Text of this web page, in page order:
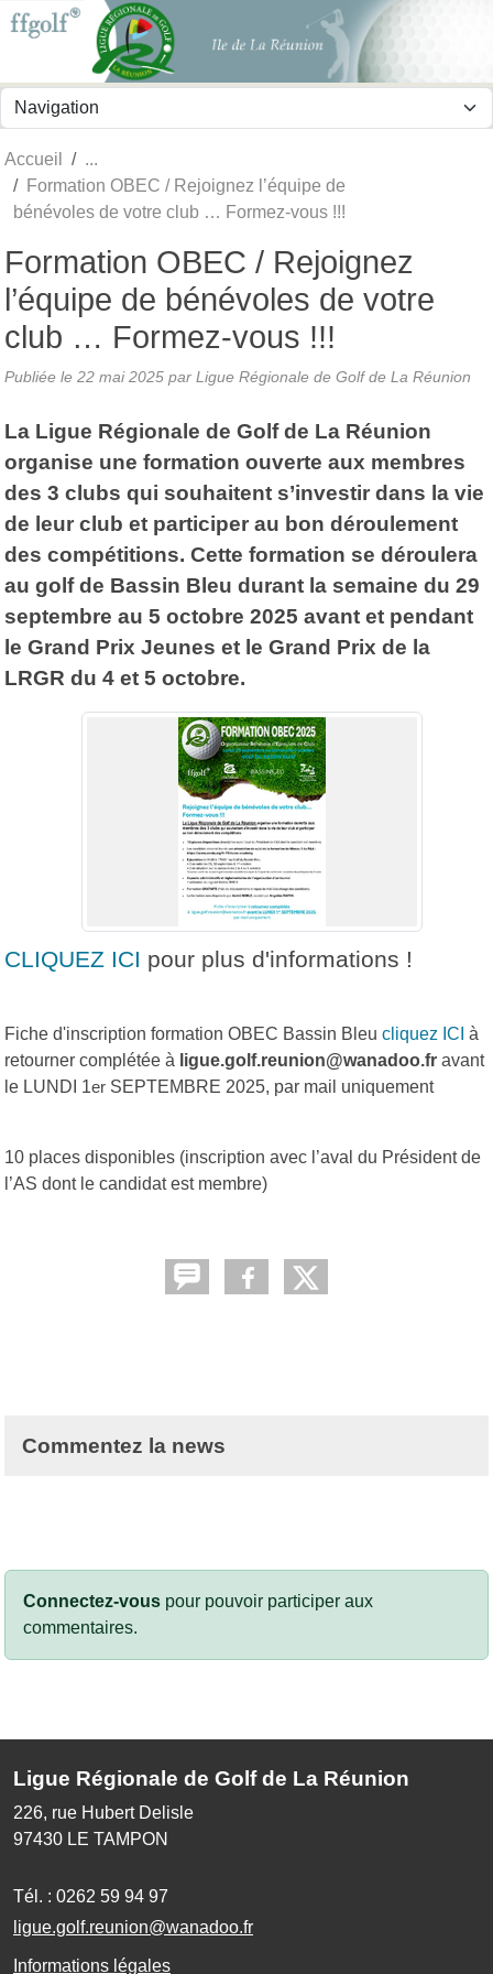
Accueil
Formation OBEC / Rejoignez l’équipe de
bénévoles de votre club … Formez-vous !!!
Formation OBEC / Rejoignez
l’équipe de bénévoles de votre
club … Formez-vous !!!
Publiée le 22 mai 2025 par Ligue Régionale de Golf de La Réunion
La Ligue Régionale de Golf de La Réunion
organise une formation ouverte aux membres
des 3 clubs qui souhaitent s’investir dans la vie
de leur club et participer au bon déroulement
des compétitions. Cette formation se déroulera
au golf de Bassin Bleu durant la semaine du 29
septembre au 5 octobre 2025 avant et pendant
le Grand Prix Jeunes et le Grand Prix de la
LRGR du 4 et 5 octobre.
CLIQUEZ ICI pour plus d'informations !
Fiche d'inscription formation OBEC Bassin Bleu cliquez ICI à
retourner complétée à ligue.golf.reunion@wanadoo.fr avant
le LUNDI 1er SEPTEMBRE 2025, par mail uniquement
10 places disponibles (inscription avec l’aval du Président de
l’AS dont le candidat est membre)
Commentez la news
Connectez-vous pour pouvoir participer aux
commentaires.
Ligue Régionale de Golf de La Réunion
226, rue Hubert Delisle
97430 LE TAMPON
Tél. : 0262 59 94 97
ligue.golf.reunion@wanadoo.fr
Informations légales
Panneau de gestion des cookies